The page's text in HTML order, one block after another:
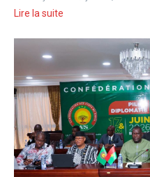
Lire la suite